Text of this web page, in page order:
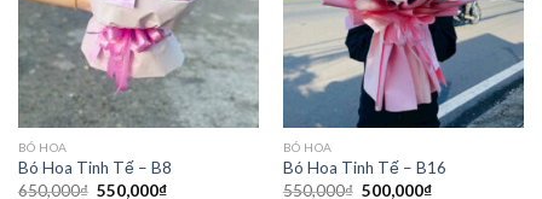
BÓ HOA
Bó Hoa Tinh Tế – B8
650,000₫ Giá
550,000₫Giá
BÓ HOA
Bó Hoa Tinh Tế – B16
550,000₫ Giá
500,000₫Giá